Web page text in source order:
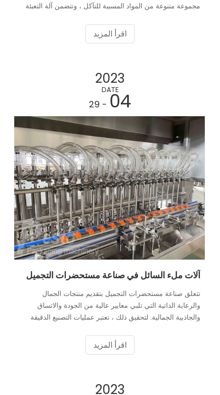
مجموعة متنوعة من المواد المسببة للتآكل ، وتتضمن آلة التعبئة
اقرأ المزيد
2023
DATE04
- 29
آلات ملء السائل في صناعة مستحضرات التجميل
تتعلق صناعة مستحضرات التجميل بتقديم منتجات الجمال
والرعاية الذاتية التي تلبي معايير عالية من الجودة والاتساق
والجاذبية الجمالية. لتحقيق ذلك ، تعتبر عمليات التصنيع الدقيقة
صناعة مستحضرات التجميل من خلال التأكد من أن المنتجات مثل
المستحضرات والكريمات والأمصال والعطور يتم ملؤها بدقة
واستكشاف كيفية مساهمة في الحفاظ على جودة المنتج
اقرأ المزيد
2023